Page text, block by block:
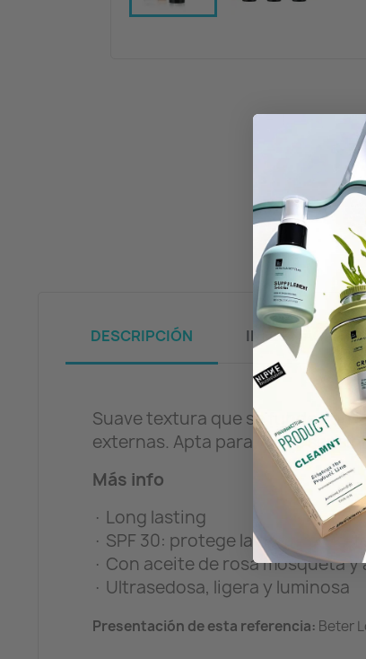
DESCRIPCIÓN INFORMACIÓN
Suave textura que se funde con
externas. Apta para pieles
Más info
· Long lasting
· SPF 30: protege la dermis del
· Con aceite de rosa mosqueta
· Ultrasedosa, ligera y luminosa
Presentación de esta referencia: Beter